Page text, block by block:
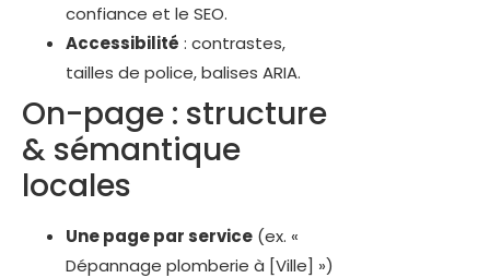
confiance et le SEO.
Accessibilité : contrastes,
tailles de police, balises ARIA.
On-page : structure
& sémantique
locales
Une page par service (ex. «
Dépannage plomberie à [Ville] »)